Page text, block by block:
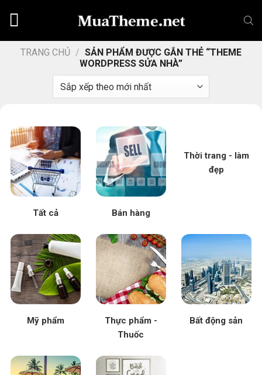
TRANG CHỦ / SẢN PHẨM ĐƯỢC GẮN THẺ “THEME
WORDPRESS SỬA NHÀ”
Tất cả Bán hàng
Thời trang - làm
đẹp
Mỹ phẩm
Thực phẩm -
Thuốc
Bất động sản